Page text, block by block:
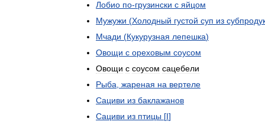
Лобио по-грузински с яйцом
Мужужи (Холодный густой суп из
Мчади (Кукурузная лепешка)
Овощи с ореховым соусом
Овощи с соусом сацебели
Рыба жареная на вертеле
Сациви из баклажанов
Сациви из птицы [I]